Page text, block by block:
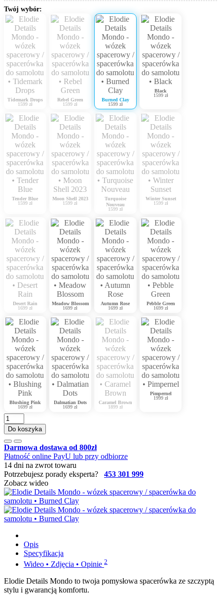
Twój wybór:
Tidemark Drops
1599 zł
Rebel Green
1599 zł
Burned Clay
1599 zł
Black
1599 zł
Tender Blue
1599 zł
Moon Shell 2023
1599 zł
Turquoise
Nouveau
1599 zł
Winter Sunset
1599 zł
Desert Rain
1699 zł
Meadow Blossom
1699 zł
Autumn Rose
1699 zł
Pebble Green
1699 zł
Blushing Pink
1699 zł
Dalmatian Dots
1699 zł
Caramel Brown
1899 zł
Pimpernel
1999 zł
Do koszyka
Darmowa dostawa od 800zł
Płatność online PayU lub przy odbiorze
14 dni na zwrot towaru
Potrzebujesz porady eksperta? 453 301 999
Zobacz wideo
Opis
Specyfikacja
Wideo • Zdjęcia • Opinie 2
Elodie Details Mondo to twoja pomysłowa spacerówka ze szczyptą
stylu i gwarancją komfortu.